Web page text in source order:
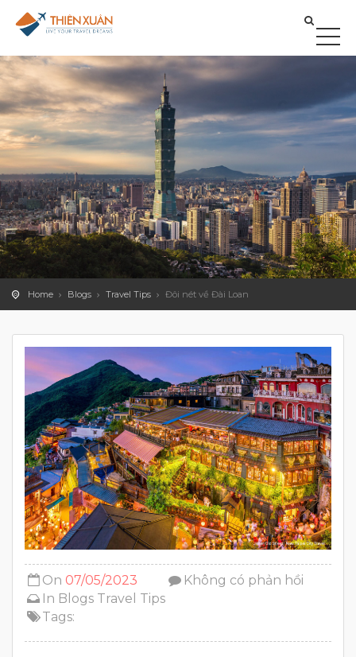
Home Blogs Travel Tips Đôi nét về Đài Loan
On 07/05/2023
In Blogs Travel Tips
Tags:
Không có phản hồi